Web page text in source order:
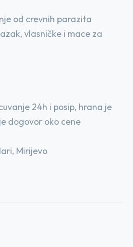
od crevnih parazita
vlasničke i mace za
24h i posip, hrana je
dogovor oko cene
Mirijevo